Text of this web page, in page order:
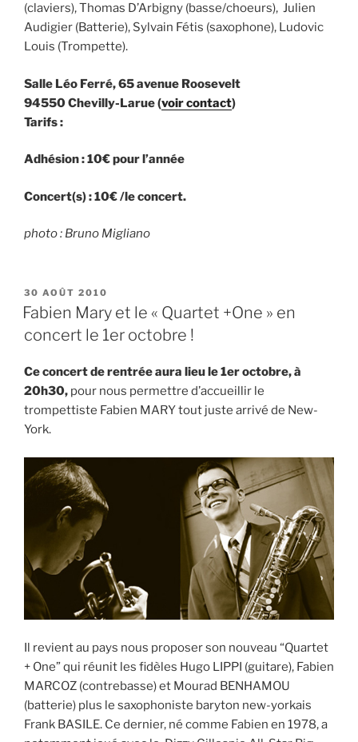
(claviers), Thomas D’Arbigny (basse/choeurs), Julien
Audigier (Batterie), Sylvain Fétis (saxophone), Ludovic
Louis (Trompette).
Salle Léo Ferré, 65 avenue Roosevelt
94550 Chevilly-Larue (voir contact)
Tarifs :
Adhésion : 10€ pour l’année
Concert(s) : 10€ /le concert.
photo : Bruno Migliano
PUBLIÉ
LE
30 AOÛT 2010
Fabien Mary et le « Quartet +One » en
concert le 1er octobre !
Ce concert de rentrée aura lieu le 1er octobre, à
20h30, pour nous permettre d’accueillir le
trompettiste Fabien MARY tout juste arrivé de New-
York.
Il revient au pays nous proposer son nouveau “Quartet
+ One” qui réunit les fidèles Hugo LIPPI (guitare), Fabien
MARCOZ (contrebasse) et Mourad BENHAMOU
(batterie) plus le saxophoniste baryton new-yorkais
Frank BASILE. Ce dernier, né comme Fabien en 1978, a